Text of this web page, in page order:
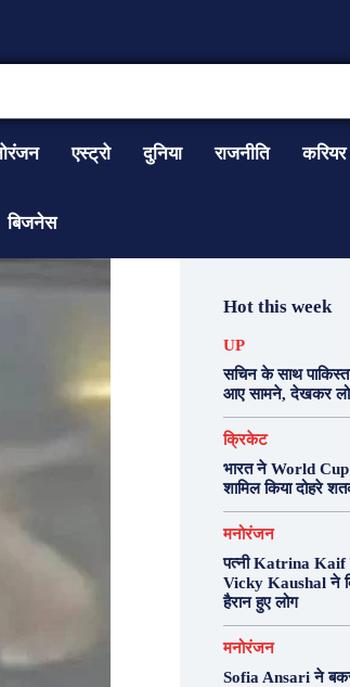
एस्ट्रो दुनिया राजनीति करियर
बिजनेस
Hot this week
UP
सचिन के साथ
आए सामने, देखकर
क्रिकेट
भारत ने World Cup
शामिल किया दोहरे
मनोरंजन
पत्नी Katrina Kaif
Vicky Kaushal ने
हैरान हुए लोग
मनोरंजन
Sofia Ansari ने